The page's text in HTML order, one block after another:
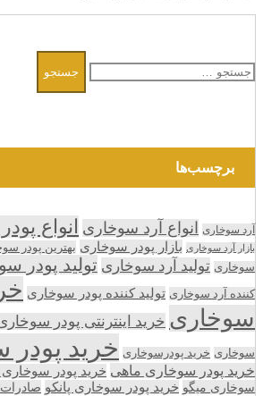
برای:
برچسب‌ها
آرد سوخاری انواع آرد سوخاری انواع
بازار آرد سوخاری بازار پودر سوخاری بهترین پودر
سوخاری تولید آرد سوخاری تولید پودر
کننده آرد سوخاری تولید کننده پودر سوخاری
سوخاری خرید اینترنتی پودر
سوخاری خرید پودرسوخاری خرید
خرید پودر سوخاری ماهی خرید پودر
سوخاری میگو خرید پودر سوخاری پانکو